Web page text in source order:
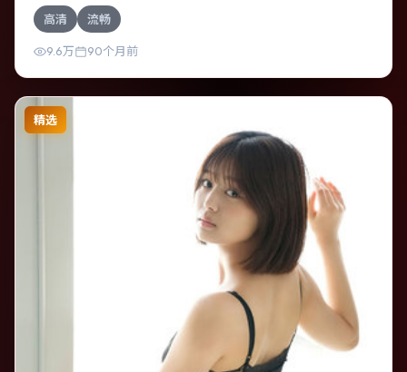
型，主要班底与取景来自中国香港。两代人的隔阂在故乡小
城被慢慢缝合。影片整体气质冷峻，节奏紧凑，人物动机清
晰，适合喜欢强情节与细腻表演的观众。
高清 流畅
9.6万 90个月前
精选